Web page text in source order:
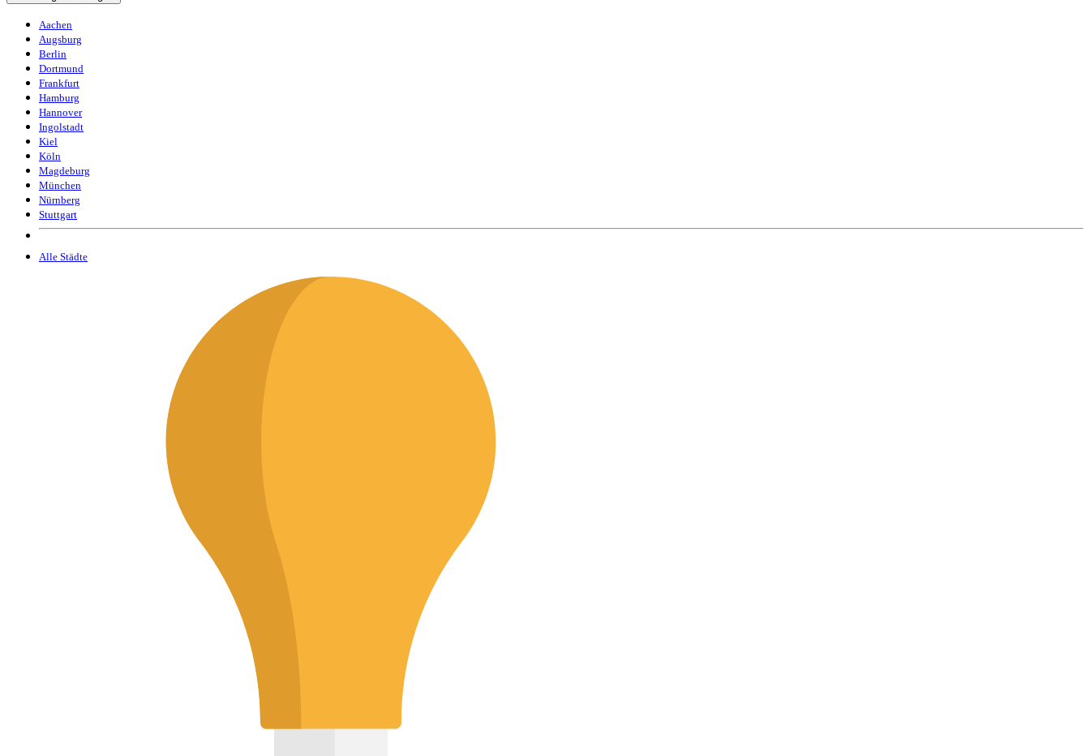
Aachen
Augsburg
Berlin
Dortmund
Frankfurt
Hamburg
Hannover
Ingolstadt
Kiel
Köln
Magdeburg
München
Nürnberg
Stuttgart
Alle Städte